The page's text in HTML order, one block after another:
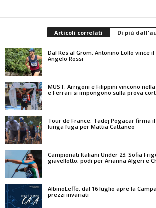
Articoli correlati Di più
Dal Res al Grom, Antonino Lollo vince
Angelo Rossi
MUST: Arrigoni e Filippini vincono
e Ferrari si impongono sulla prova
Tour de France: Tadej Pogacar firma
lunga fuga per Mattia Cattaneo
Campionati Italiani Under 23: Sofia
giavellotto, podi per Arianna Algeri e
AlbinoLeffe, dal 16 luglio apre la
prezzi invariati